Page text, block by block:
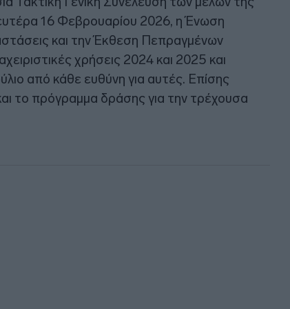
16 Φεβρουαρίου 2026, η Ένωση
και την Έκθεση Πεπραγμένων
χρήσεις 2024 και 2025 και
από κάθε ευθύνη για αυτές. Επίσης
το πρόγραμμα δράσης για την τρέχουσα